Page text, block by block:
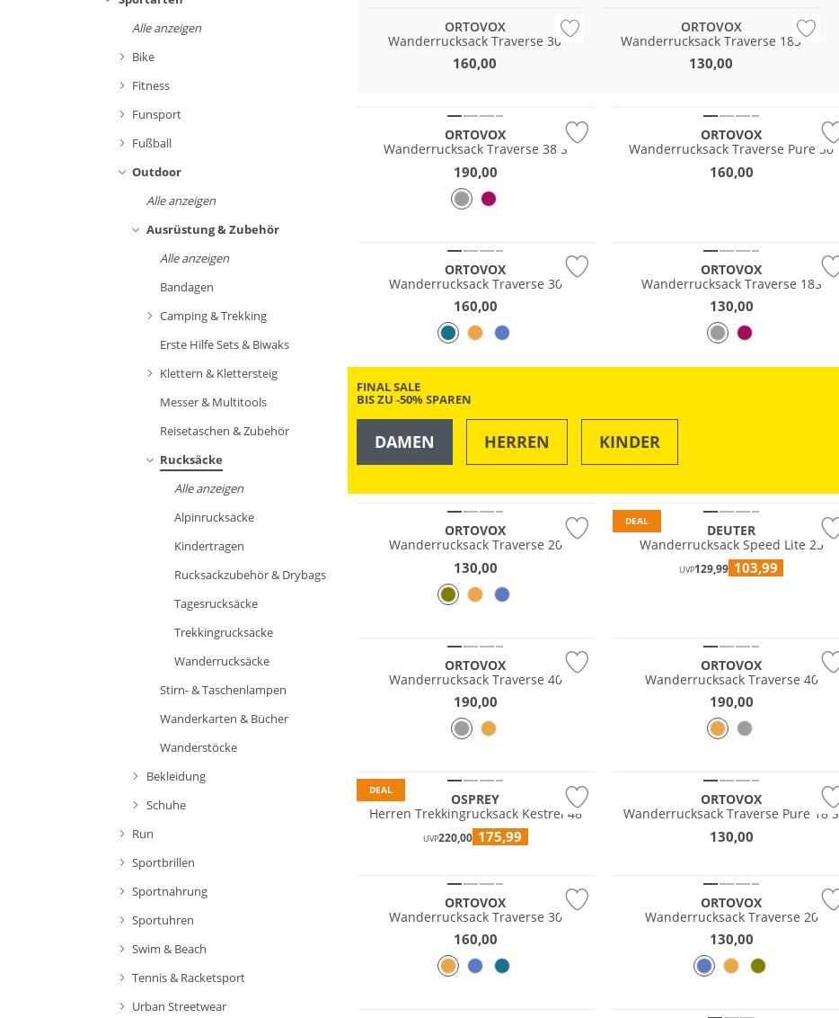
Alle anzeigen
Bike
Fitness
Funsport
Fußball
Outdoor
Alle anzeigen
Ausrüstung & Zubehör
Alle anzeigen
Bandagen
Camping & Trekking
Erste Hilfe Sets & Biwaks
Klettern & Klettersteig
Messer & Multitools
Reisetaschen & Zubehör
Rucksäcke
Alle anzeigen
Alpinrucksäcke
Kindertragen
Rucksackzubehör & Drybags
Tagesrucksäcke
Trekkingrucksäcke
Wanderrucksäcke
Stirn- & Taschenlampen
Wanderkarten & Bücher
Wanderstöcke
Bekleidung
Schuhe
Run
Sportbrillen
Sportnahrung
Sportuhren
Swim & Beach
Tennis & Racketsport
Urban Streetwear
ORTOVOX
Wanderrucksack Traverse 30
160,00
ORTOVOX
Wanderrucksack Traverse 18S
130,00
ORTOVOX
Wanderrucksack Traverse 38 S
190,00
ORTOVOX
Wanderrucksack Traverse Pure 30
160,00
ORTOVOX
Wanderrucksack Traverse 30
160,00
ORTOVOX
Wanderrucksack Traverse 18S
130,00
FINAL SALE
BIS ZU -50% SPAREN
DAMEN HERREN KINDER
ORTOVOX
Wanderrucksack Traverse 20
130,00
DEAL
DEUTER
Wanderrucksack Speed Lite 25
UVP129,99 103,99
ORTOVOX
Wanderrucksack Traverse 40
190,00
ORTOVOX
Wanderrucksack Traverse 40
190,00
DEAL
OSPREY
Herren Trekkingrucksack Kestrel 48
UVP220,00 175,99
ORTOVOX
Wanderrucksack Traverse Pure 18 S
130,00
ORTOVOX
Wanderrucksack Traverse 30
160,00
ORTOVOX
Wanderrucksack Traverse 20
130,00